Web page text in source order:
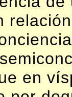
en